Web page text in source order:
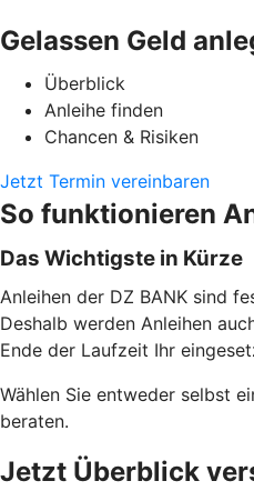
Gelassen Geld
Überblick
Anleihe finden
Chancen & Risiken
Jetzt Termin vereinbaren
So funktionieren
Das Wichtigste in Kürze
Anleihen der DZ BANK sind
Deshalb werden Anleihen
Ende der Laufzeit Ihr
Wählen Sie entweder selbst
beraten.
Jetzt Überblick